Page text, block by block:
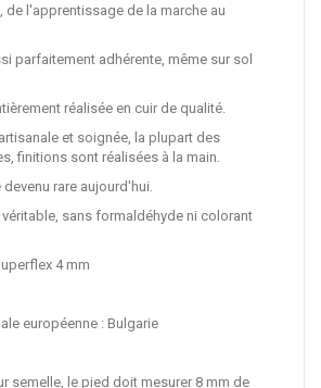
de l'apprentissage de la marche au
parfaitement adhérente, même sur sol
réalisée en cuir de qualité.
et soignée, la plupart des
finitions sont réalisées à la main.
rare aujourd'hui.
sans formaldéhyde ni colorant
4 mm
européenne : Bulgarie
semelle, le pied doit mesurer 8 mm de